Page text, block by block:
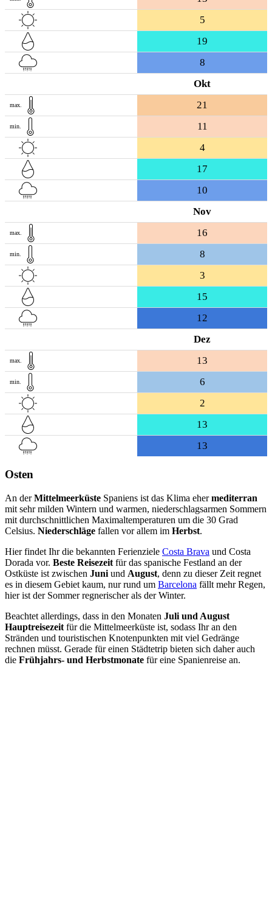
5
19
8
Okt
max. 21
min.
11
4
17
10
Nov
max. 16
min.
8
3
15
12
Dez
max. 13
min.
6
2
13
13
Osten
An derMittelmeerküste Spaniens ist das Klima ehermediterran
mit sehr milden Wintern und warmen, niederschlagsarmen Sommern
mit durchschnittlichen Maximaltemperaturen um die 30 Grad
Celsius. Niederschläge fallen vor allem im Herbst.
Hier findet Ihr die bekannten Ferienziele Costa Brava und Costa
Dorada vor. Beste Reisezeit für das spanische Festland an der
Ostküste ist zwischen Juni und August, denn zu dieser Zeit regnet
es in diesem Gebiet kaum, nur rund um Barcelona fällt mehr Regen,
hier ist der Sommer regnerischer als der Winter.
Beachtet allerdings, dass in den Monaten Juli und August
Hauptreisezeit für die Mittelmeerküste ist, sodass Ihr an den
Stränden und touristischen Knotenpunkten mit viel Gedränge
rechnen müsst. Gerade für einen Städtetrip bieten sich daher auch
die Frühjahrs- und Herbstmonate für eine Spanienreise an.